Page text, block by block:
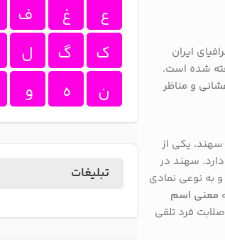
ایران
شده است.
و مناظر
یکی از
سهند در
به نوعی نمادی
معنی اسم
فرد تلقی
ع
غ
ف
ک
گ
ل
ن
ه و
تبلیغات